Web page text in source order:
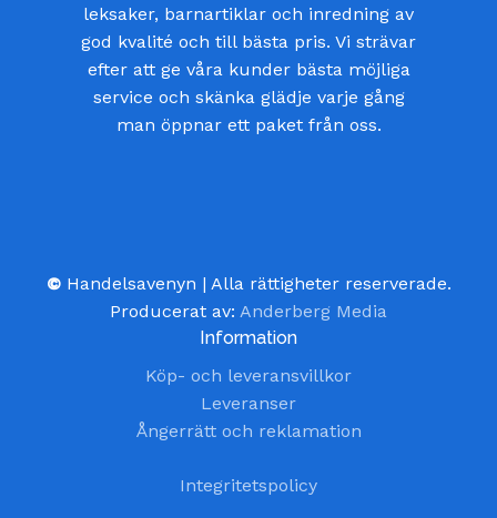
leksaker, barnartiklar och inredning av
god kvalité och till bästa pris. Vi strävar
efter att ge våra kunder bästa möjliga
service och skänka glädje varje gång
man öppnar ett paket från oss.
© Handelsavenyn | Alla rättigheter reserverade.
Producerat av: Anderberg Media
Information
Köp- och leveransvillkor
Leveranser
Ångerrätt och reklamation
Integritetspolicy